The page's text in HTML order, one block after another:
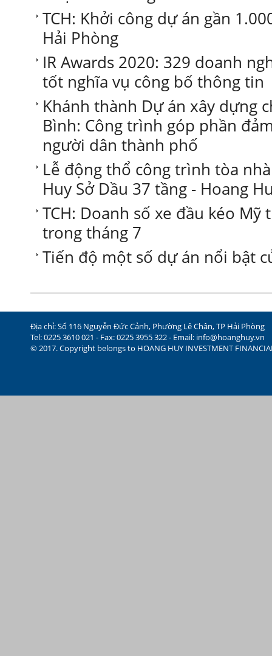
TCH: Khởi công dự án gần
Hải Phòng
IR Awards 2020: 329 doanh
tốt nghĩa vụ công bố thông tin
Khánh thành Dự án xây dựng
Bình: Công trình góp phần
người dân thành phố
Lễ động thổ công trình tòa
Huy Sở Dầu 37 tầng - Hoang
TCH: Doanh số xe đầu kéo
trong tháng 7
Tiến độ một số dự án nổi bật
Địa chỉ: Số 116 Nguyễn Đức Cảnh, Phường Lê Chân, TP Hải Phòng
Tel: 0225 3610 021 - Fax: 0225 3955 322 - Email: info@hoanghuy.vn
© 2017. Copyright belongs to HOANG HUY INVESTMENT FINANCIAL